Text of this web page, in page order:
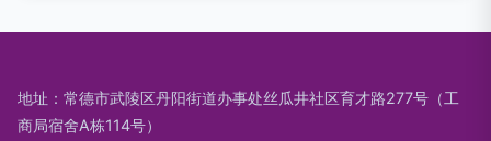
地址：常德市武陵区丹阳街道办事处丝瓜井社区育才路277号（工
商局宿舍A栋114号）